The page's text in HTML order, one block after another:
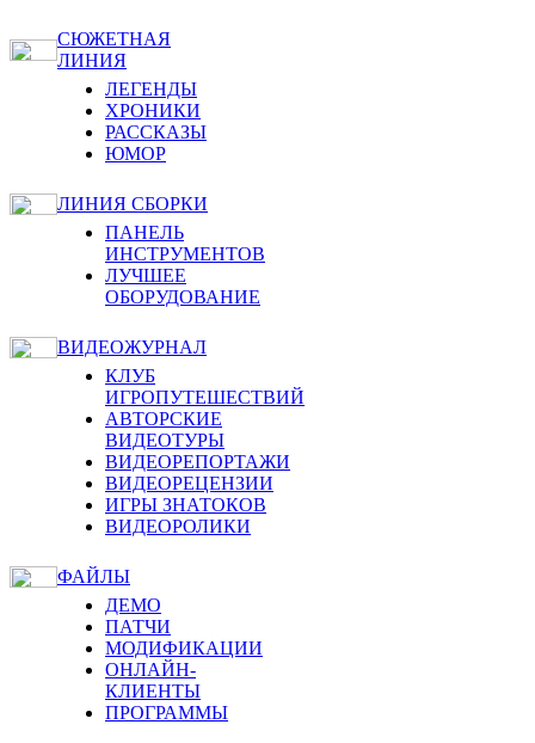
СЮЖЕТНАЯ
ЛИНИЯ
ЛЕГЕНДЫ
ХРОНИКИ
РАССКАЗЫ
ЮМОР
ЛИНИЯ СБОРКИ
ПАНЕЛЬ
ИНСТРУМЕНТОВ
ЛУЧШЕЕ
ОБОРУДОВАНИЕ
ВИДЕОЖУРНАЛ
КЛУБ
ИГРОПУТЕШЕСТВИЙ
АВТОРСКИЕ
ВИДЕОТУРЫ
ВИДЕОРЕПОРТАЖИ
ВИДЕОРЕЦЕНЗИИ
ИГРЫ ЗНАТОКОВ
ВИДЕОРОЛИКИ
ФАЙЛЫ
ДЕМО
ПАТЧИ
МОДИФИКАЦИИ
ОНЛАЙН-
КЛИЕНТЫ
ПРОГРАММЫ